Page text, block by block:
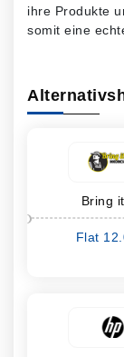
ihre Produkte
somit eine
Bring
Flat